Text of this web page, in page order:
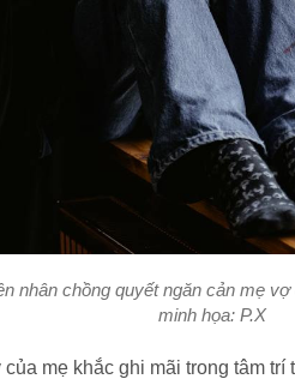
nhân chồng quyết ngăn cản mẹ
minh họa: P.X
mẹ khắc ghi mãi trong tâm